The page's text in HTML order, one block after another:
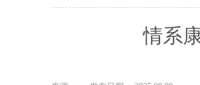
情系